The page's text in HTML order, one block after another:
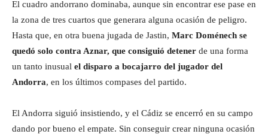
El cuadro andorrano dominaba, aunque sin encontrar ese pase en
la zona de tres cuartos que generara alguna ocasión de peligro.
Hasta que, en otra buena jugada de Jastin, Marc Doménech se
quedó solo contra Aznar, que consiguió detener de una forma
un tanto inusual el disparo a bocajarro del jugador del
Andorra, en los últimos compases del partido.
El Andorra siguió insistiendo, y el Cádiz se encerró en su campo
dando por bueno el empate. Sin conseguir crear ninguna ocasión